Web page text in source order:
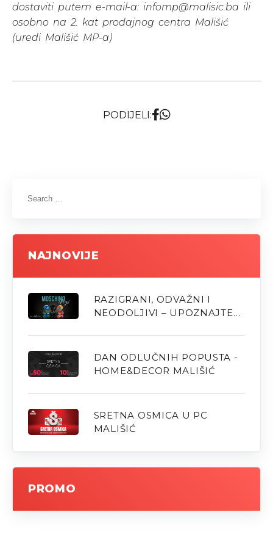
dostaviti putem e-mail-a: infomp@malisic.ba ili
osobno na 2. kat prodajnog centra Mališić
(uredi Mališić MP-a)
PODIJELI:
NAJNOVIJE
RAZIGRANI, ODVAŽNI I
NEODOLJIVI – UPOZNAJTE
PARFUMERIJI M
DAN ODLUČNIH POPUSTA -
HOME&DECOR MALIŠIĆ
SRETNA OSMICA U PC
MALIŠIĆ
PROMO